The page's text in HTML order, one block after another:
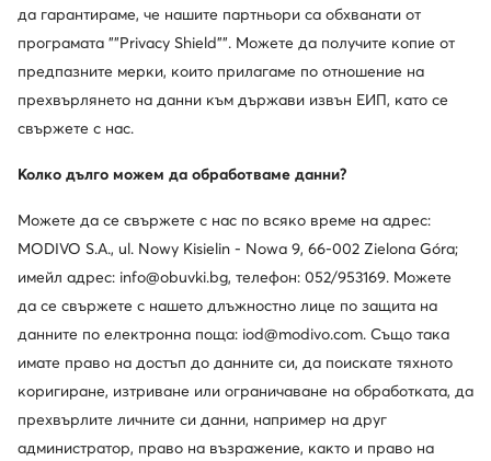
да гарантираме, че нашите партньори са обхванати от
програмата ""Privacy Shield"". Можете да получите копие от
предпазните мерки, които прилагаме по отношение на
прехвърлянето на данни към държави извън ЕИП, като се
свържете с нас.
Колко дълго можем да обработваме данни?
Можете да се свържете с нас по всяко време на адрес:
MODIVO S.A., ul. Nowy Kisielin - Nowa 9, 66-002 Zielona Góra;
имейл адрес: info@obuvki.bg, телефон: 052/953169. Можете
да се свържете с нашето длъжностно лице по защита на
данните по електронна поща: iod@modivo.com. Също така
имате право на достъп до данните си, да поискате тяхното
коригиране, изтриване или ограничаване на обработката, да
прехвърлите личните си данни, например на друг
администратор, право на възражение, както и право на